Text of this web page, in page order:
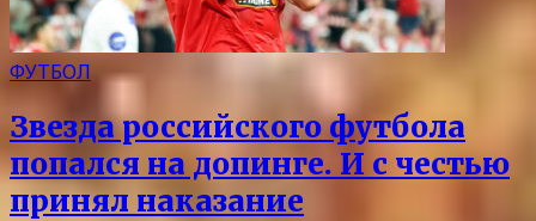
ФУТБОЛ
Звезда российского футбола
попался на допинге. И с честью
принял наказание